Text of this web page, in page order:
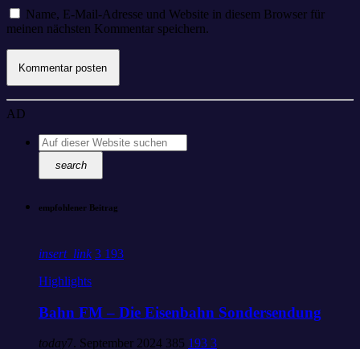
Name, E-Mail-Adresse und Website in diesem Browser für
meinen nächsten Kommentar speichern.
AD
search
empfohlener Beitrag
insert_link 3 193
Highlights
Bahn FM – Die Eisenbahn Sondersendung
today7. September 2024 385 193 3